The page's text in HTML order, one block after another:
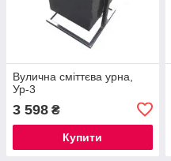
Вулична сміттєва урна,
Ур-3
3 598 ₴
Купити